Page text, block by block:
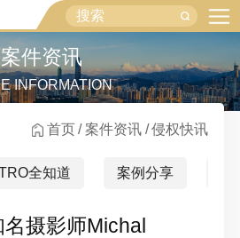
案件资讯
INFORMATION
首页 案件资讯 侵权快讯
全知道 案例分享
摄影师Michal